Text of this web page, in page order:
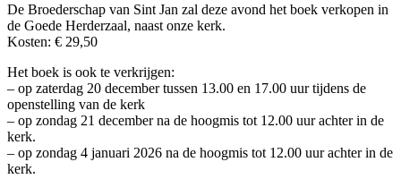
De Broederschap van Sint Jan zal deze avond het boek verkopen in
de Goede Herderzaal, naast onze kerk.
Kosten: € 29,50
Het boek is ook te verkrijgen:
– op zaterdag 20 december tussen 13.00 en 17.00 uur tijdens de
openstelling van de kerk
– op zondag 21 december na de hoogmis tot 12.00 uur achter in de
kerk.
– op zondag 4 januari 2026 na de hoogmis tot 12.00 uur achter in de
kerk.